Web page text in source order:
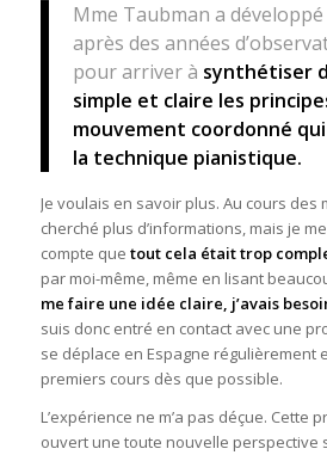
Mme Taubman a
après des années
pour arriver à synthétiser
simple et claire les
mouvement coordonné
la technique pianistique.
Je voulais en savoir plus. Au cours des
cherché plus d’informations, mais je
compte que tout cela était trop
par moi-même, même en lisant
me faire une idée claire, j’avais
suis donc entré en contact avec une
se déplace en Espagne régulièrement
premiers cours dès que possible.
L’expérience ne m’a pas déçue. Cette
ouvert une toute nouvelle perspective